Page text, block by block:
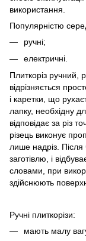
використання.
Популярністю
ручні;
електричні.
Плиткоріз ручний,
відрізняється
і каретки, що
лапку, необхідну
відповідає за різ
різець виконує
лише надріз.
заготівлю, і
словами, при
здійснюють
Ручні плиткорізи:
мають малу